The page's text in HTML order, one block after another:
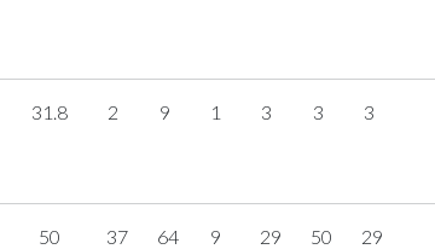
31.8 2 9 1 3 3 3
50 37 64 9 29 50 29